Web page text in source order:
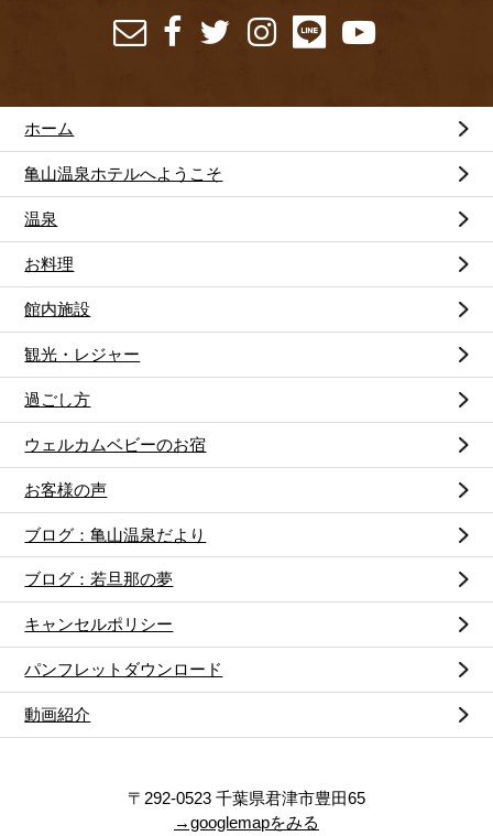
ホーム
亀山温泉ホテルへようこそ
温泉
お料理
館内施設
観光・レジャー
過ごし方
ウェルカムベビーのお宿
お客様の声
ブログ：亀山温泉だより
ブログ：若旦那の夢
キャンセルポリシー
パンフレットダウンロード
動画紹介
〒292-0523 千葉県君津市豊田65
→googlemapをみる